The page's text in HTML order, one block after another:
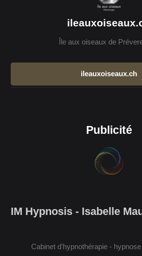
Île aux oiseaux de
ileauxoiseaux.ch
Publicité
IM Hypnosis - Isabelle
Cabinet d'hypnothérapie -